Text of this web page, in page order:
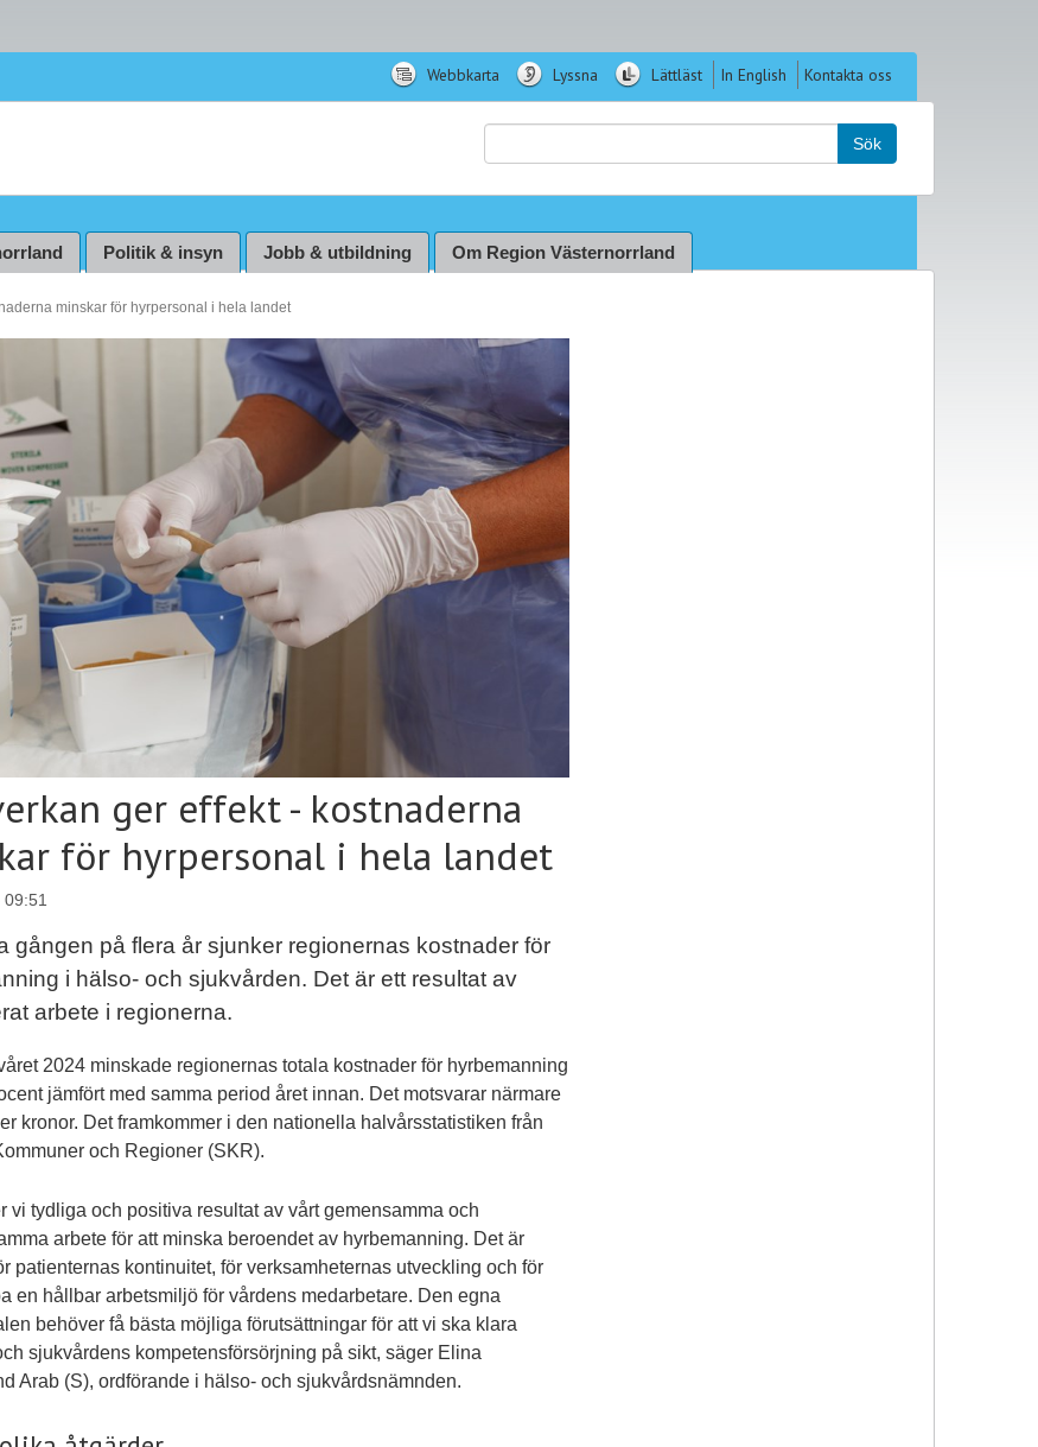
Webbkarta Lyssna Lättläst In English Kontakta oss
Sök
Politik & insyn Jobb & utbildning Om Region Västernorrland
minskar för hyrpersonal i hela landet
ger effekt - kostnaderna
för hyrpersonal i hela landet
gången på flera år sjunker regionernas kostnader för
i hälso- och sjukvården. Det är ett resultat av
arbete i regionerna.
2024 minskade regionernas totala kostnader för hyrbemanning
jämfört med samma period året innan. Det motsvarar närmare
kronor. Det framkommer i den nationella halvårsstatistiken från
och Regioner (SKR).
vi tydliga och positiva resultat av vårt gemensamma och
arbete för att minska beroendet av hyrbemanning. Det är
patienternas kontinuitet, för verksamheternas utveckling och för
en hållbar arbetsmiljö för vårdens medarbetare. Den egna
behöver få bästa möjliga förutsättningar för att vi ska klara
sjukvårdens kompetensförsörjning på sikt, säger Elina
Arab (S), ordförande i hälso- och sjukvårdsnämnden.